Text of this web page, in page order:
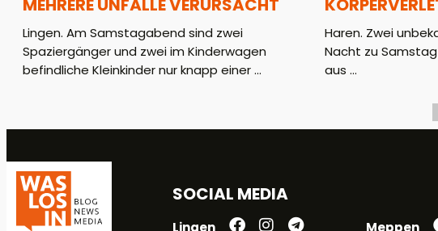
MEHRERE UNFÄLLE VERURSACHT
Lingen. Am Samstagabend sind zwei
Spaziergänger und zwei im Kinderwagen
befindliche Kleinkinder nur knapp einer ...
Haren. Zwei
Nacht zu
aus ...
SOCIAL MEDIA
Lingen Meppen